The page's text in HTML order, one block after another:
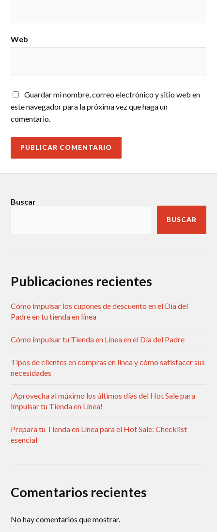
Web
Guardar mi nombre, correo electrónico y sitio web en
este navegador para la próxima vez que haga un
comentario.
Buscar
BUSCAR
Publicaciones recientes
Cómo impulsar los cupones de descuento en el Día del
Padre en tu tienda en línea
Cómo impulsar tu Tienda en Línea en el Día del Padre
Tipos de clientes en compras en línea y cómo satisfacer sus
necesidades
¡Aprovecha al máximo los últimos días del Hot Sale para
impulsar tu Tienda en Línea!
Prepara tu Tienda en Línea para el Hot Sale: Checklist
esencial
Comentarios recientes
No hay comentarios que mostrar.